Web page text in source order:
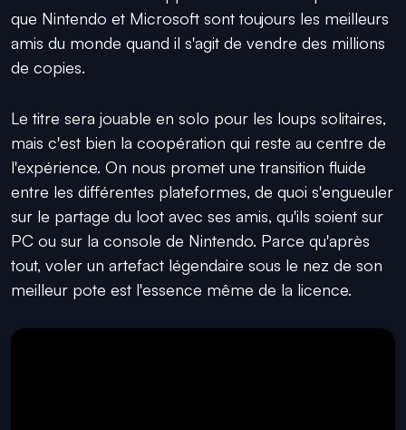
que Nintendo et Microsoft sont toujours les meilleurs
amis du monde quand il s'agit de vendre des millions
de copies.
Le titre sera jouable en solo pour les loups solitaires,
mais c'est bien la coopération qui reste au centre de
l'expérience. On nous promet une transition fluide
entre les différentes plateformes, de quoi s'engueuler
sur le partage du loot avec ses amis, qu'ils soient sur
PC ou sur la console de Nintendo. Parce qu'après
tout, voler un artefact légendaire sous le nez de son
meilleur pote est l'essence même de la licence.